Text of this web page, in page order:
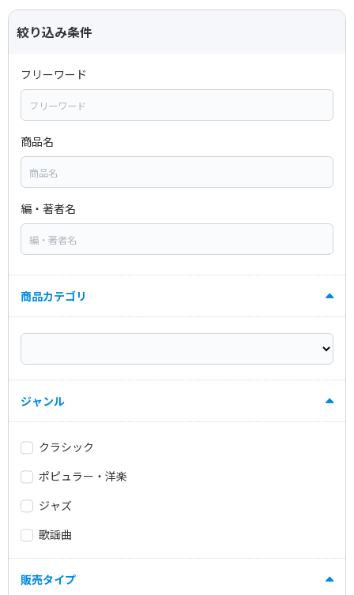
絞り込み条件
フリーワード
商品名
編・著者名
商品カテゴリ
ジャンル
クラシック
ポピュラー・洋楽
ジャズ
歌謡曲
販売タイプ